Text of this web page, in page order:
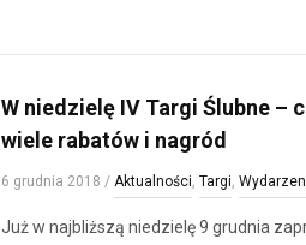
W niedzielę IV Targi Ślubne –
wiele rabatów i nagród
6 grudnia 2018 / Aktualności, Targi,
Już w najbliższą niedzielę 9 grudnia